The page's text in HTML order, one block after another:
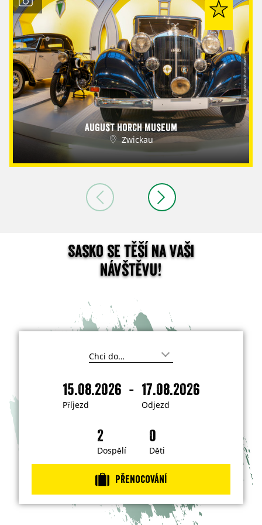
August Horch Museum
Zwickau
© Andreas Puschmann
Sasko se těší na vaši
návštěvu!
K
c
h
Příjezd
15.08.2026 -
Odjezd
17.08.2026
P
d
O
Dospělí Děti
Přenocování